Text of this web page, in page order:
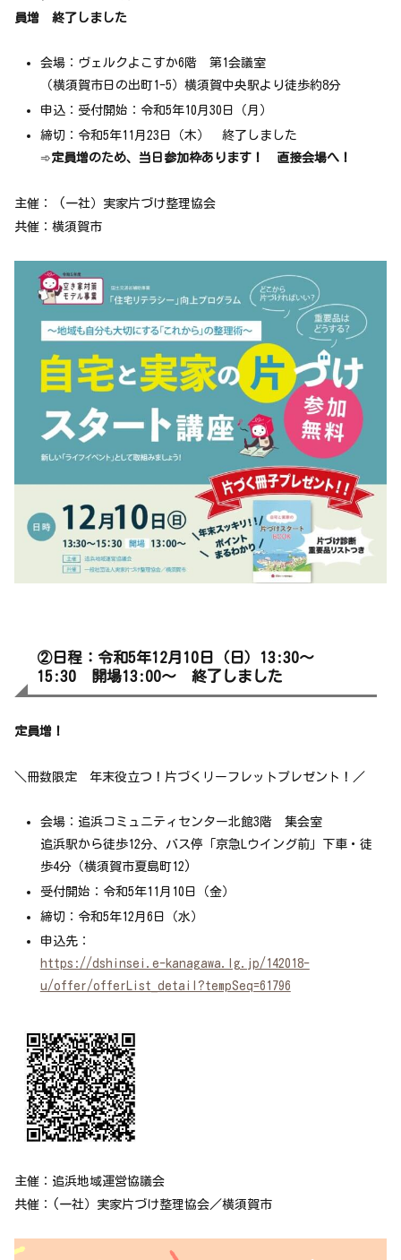
員増 終了しました
会場：ヴェルクよこすか6階 第1会議室
（横須賀市日の出町1-5）横須賀中央駅より徒歩約8分
申込：受付開始：令和5年10月30日（月）
締切：令和5年11月23日（木） 終了しました
➾定員増のため、当日参加枠あります！ 直接会場へ！
主催： (一社）実家片づけ整理協会
共催：横須賀市
②日程：令和5年12月10日（日）13:30～
15:30 開場13:00～ 終了しました
定員増！
＼冊数限定 年末役立つ！片づくリーフレットプレゼント！／
会場：追浜コミュニティセンター北館3階 集会室
追浜駅から徒歩12分、バス停「京急Lウイング前」下車・徒
歩4分（横須賀市夏島町12)
受付開始：令和5年11月10日（金）
締切：令和5年12月6日（水）
申込先：
https://dshinsei.e-kanagawa.lg.jp/142018-
u/offer/offerList_detail?tempSeq=61796
主催：追浜地域運営協議会
共催：(一社）実家片づけ整理協会／横須賀市